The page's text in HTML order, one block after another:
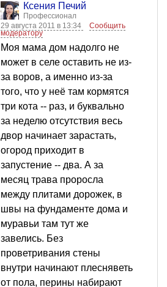
Ксения Печий
Профессионал
29 августа 2011 в 13:34
Сообщить
модератору
Моя мама дом надолго не
может в селе оставить не из-
за воров, а именно из-за
того, что у неё там кормятся
три кота -- раз, и буквально
за неделю отсутствия весь
двор начинает зарастать,
огород приходит в
запустение -- два. А за
месяц трава проросла
между плитами дорожек, в
швы на фундаменте дома и
муравьи там тут же
завелись. Без
проветривания стены
внутри начинают плесняветь
от пола, перины набирают